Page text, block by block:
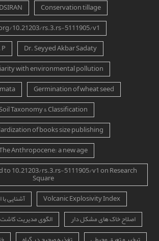
Conservation tillage
10.21203/rs.3.rs-5111905/v1
Dr. Seyyed Akbar Sadaty
with environmental pollution
Germination of wheat seed
Taxonomy & Classification
of books size publishing
Anthropocene: a new age
to 10.21203/rs.3.rs-5111905/v1 on Research
Square
Volcanic Explosivity Index
آشنایی
اصلاح خاک های مشکل دار
الگوی مدیریت کاشت